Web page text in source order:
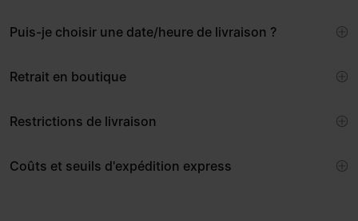
Puis-je choisir une date/heure de livraison ?
Retrait en boutique
Restrictions de livraison
Coûts et seuils d'expédition express